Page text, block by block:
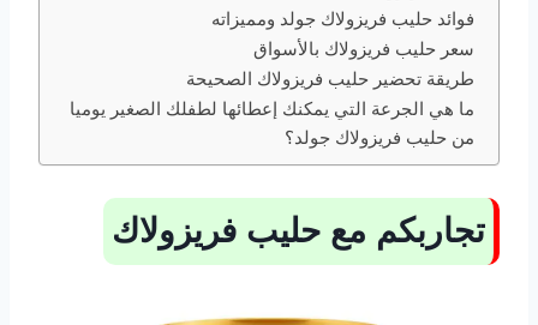
فوائد حليب فريزولاك جولد ومميزاته
سعر حليب فريزولاك بالأسواق
طريقة تحضير حليب فريزولاك الصحيحة
ما هي الجرعة التي يمكنك إعطائها لطفلك الصغير يوميا
من حليب فريزولاك جولد؟
تجاربكم مع حليب فريزولاك